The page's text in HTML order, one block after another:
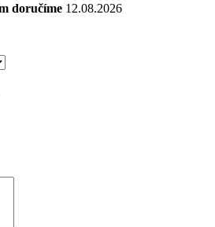
doručíme 12.08.2026